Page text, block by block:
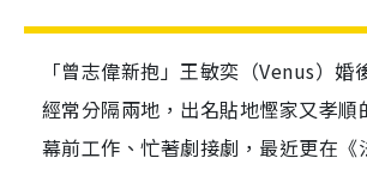
「曾志偉新抱」王敏奕（Venus）婚
經常分隔兩地，出名貼地慳家又孝順
幕前工作、忙著劇接劇，最近更在《